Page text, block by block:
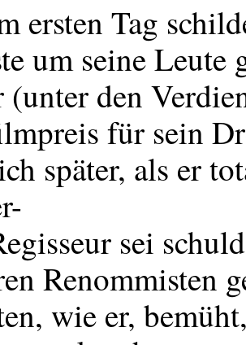
ersten Tag
um seine Leute
den
für sein
später, als er
sei
Renommisten
wie er,